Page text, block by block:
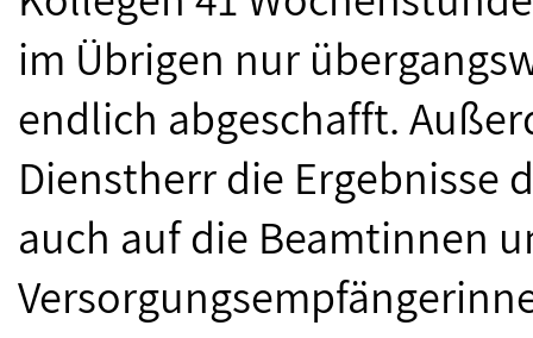
im Übrigen nur
endlich abgeschafft.
Dienstherr die Ergebnisse
auch auf die Beamtinnen